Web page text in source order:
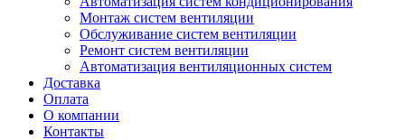
Монтаж систем вентиляции
Обслуживание систем вентиляции
Ремонт систем вентиляции
Автоматизация вентиляционных систем
Доставка
Оплата
О компании
Контакты